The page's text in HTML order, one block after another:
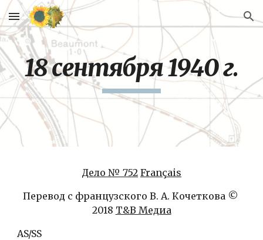
Skip to main content Skip to navigation
18 сентября 1940 г.
Дело № 752 Français
Перевод с французского В. А. Кочеткова ©
2018 Т&В Медиа
AS/SS